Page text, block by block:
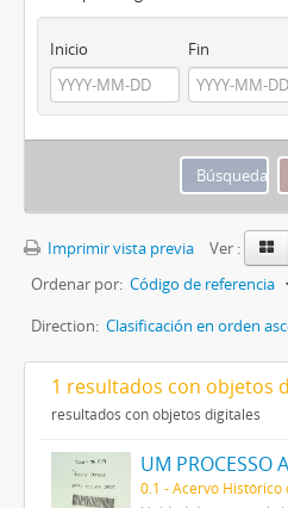
Inicio Fin
Imprimir vista previa
Ver :
Ordenar por: Código de referencia
Direction: Clasificación en orden
1 resultados con objetos
resultados con objetos digitales
0.1 - Acervo Histórico